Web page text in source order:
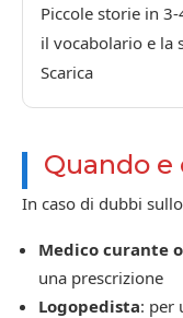
Piccole storie in
il vocabolario e la
Scarica
Quando e
In caso di dubbi
Medico curante
una prescrizione
Logopedista: per